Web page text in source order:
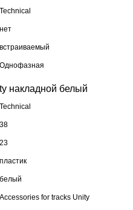
Technical
нет
встраиваемый
Однофазная
накладной белый
Technical
38
23
пластик
белый
Accessories for tracks Unity